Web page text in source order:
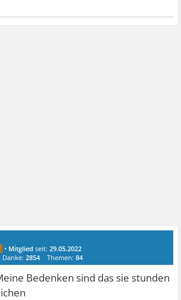
• Mitglied seit:29.05.2022
Danke:2854 Themen:84
Bedenken sind das sie stunden